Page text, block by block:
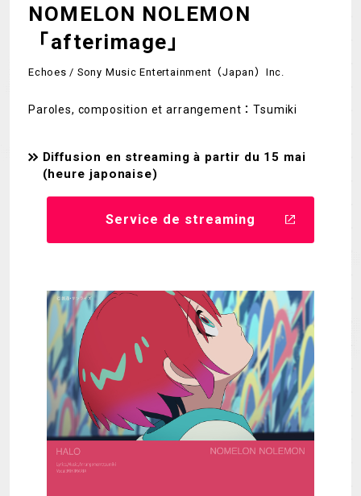
NOMELON NOLEMON
「afterimage」
Echoes / Sony Music Entertainment（Japan）Inc.
Paroles, composition et arrangement：Tsumiki
Diffusion en streaming à partir du 15 mai
(heure japonaise)
Service de streaming